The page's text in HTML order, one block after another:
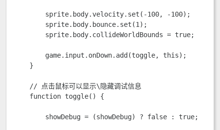
        sprite.body.velocity.set(-100, -100);
        sprite.body.bounce.set(1);
        sprite.body.collideWorldBounds = true;
        game.input.onDown.add(toggle, this);
    }
    // 点击鼠标可以显示\隐藏调试信息
    function toggle() {
        showDebug = (showDebug) ? false : true;